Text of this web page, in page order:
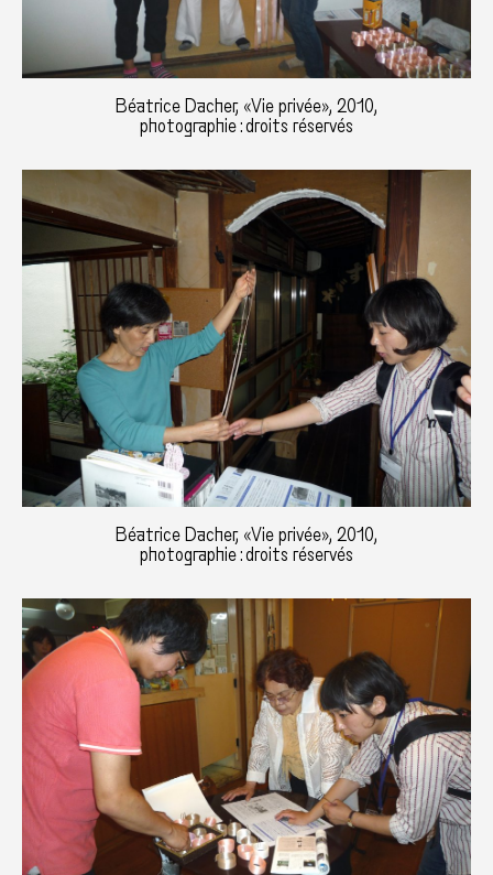
Béatrice Dacher, «Vie privée», 2010,
photographie : droits réservés
Béatrice Dacher, «Vie privée», 2010,
photographie : droits réservés